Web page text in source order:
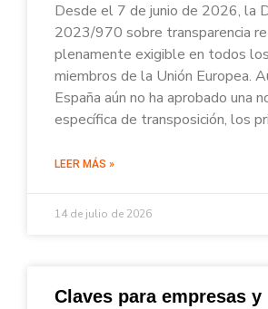
Desde el 7 de junio de 2026, la
2023/970 sobre transparencia
plenamente exigible en todos
miembros de la Unión Europea.
España aún no ha aprobado una
específica de transposición, los
LEER MÁS »
14 de julio de 2026
Claves para empresas y